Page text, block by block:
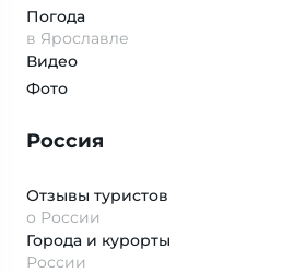
Погода
в Ярославле
Видео
Фото
Россия
Отзывы туристов
о России
Города и курорты
России